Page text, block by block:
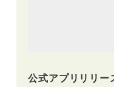
公式アプリリリー